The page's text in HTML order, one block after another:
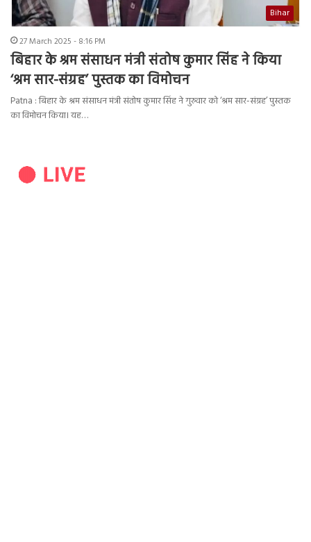
Bihar
27 March 2025 - 8:16 PM
बिहार के श्रम संसाधन मंत्री संतोष कुमार सिंह ने किया
‘श्रम सार-संग्रह’ पुस्तक का विमोचन
Patna : बिहार के श्रम संसाधन मंत्री संतोष कुमार सिंह ने गुरुवार को ‘श्रम सार-संग्रह’ पुस्तक
का विमोचन किया। यह…